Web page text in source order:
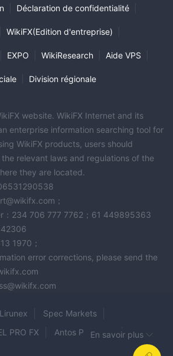
Déclaration de confidentialité
WikiFX(Edition d'entreprise)
EXPO WikiResearch Aide VPS
Division régionale
website. WikiFX Internet and its
enterprise information searching tool for
WikiFX products, users should
relevant laws and regulations of the
they are located.
；
：234 706 777 7762；61 449895363
1970；
error corrections, please send the
Lirunex
Spec Markets
PRO FX
Antos Pinnacles
COREX MARKET
En savoir plus